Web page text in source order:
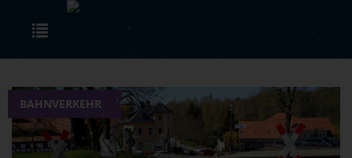
Skip to main content
BAHNVERKEHR